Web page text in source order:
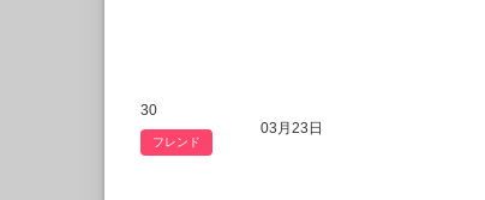
30
フレンド
03月23日